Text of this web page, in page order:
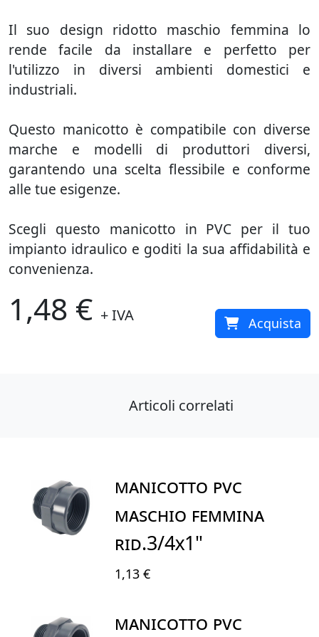
Il suo design ridotto maschio femmina lo
rende facile da installare e perfetto per
l'utilizzo in diversi ambienti domestici e
industriali.
Questo manicotto è compatibile con diverse
marche e modelli di produttori diversi,
garantendo una scelta flessibile e conforme
alle tue esigenze.
Scegli questo manicotto in PVC per il tuo
impianto idraulico e goditi la sua affidabilità e
convenienza.
1,48 € + IVA Acquista
Articoli correlati
MANICOTTO PVC
MASCHIO FEMMINA
RID.3/4X1"
1,13 €
MANICOTTO PVC